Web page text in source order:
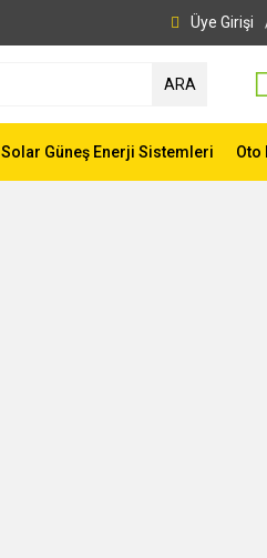
Üye Girişi
ARA
Solar Güneş Enerji Sistemleri Oto